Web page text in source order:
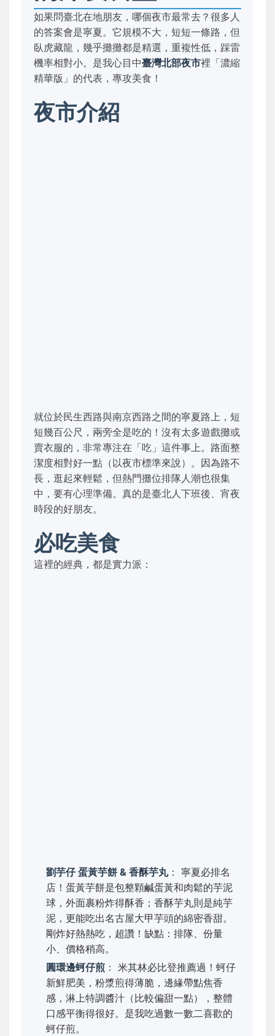
如果問臺北在地朋友，哪個夜市最常去？很多人
的答案會是寧夏。它規模不大，短短一條路，但
臥虎藏龍，幾乎攤攤都是精選，重複性低，踩雷
機率相對小。是我心目中臺灣北部夜市裡「濃縮
精華版」的代表，專攻美食！
夜市介紹
就位於民生西路與南京西路之間的寧夏路上，短
短幾百公尺，兩旁全是吃的！沒有太多遊戲攤或
賣衣服的，非常專注在「吃」這件事上。路面整
潔度相對好一點（以夜市標準來說）。因為路不
長，逛起來輕鬆，但熱門攤位排隊人潮也很集
中，要有心理準備。真的是臺北人下班後、宵夜
時段的好朋友。
必吃美食
這裡的經典，都是實力派：
劉芋仔 蛋黃芋餅 & 香酥芋丸： 寧夏必排名
店！蛋黃芋餅是包整顆鹹蛋黃和肉鬆的芋泥
球，外面裹粉炸得酥香；香酥芋丸則是純芋
泥，更能吃出名古屋大甲芋頭的綿密香甜。
剛炸好熱熱吃，超讚！缺點：排隊、份量
小、價格稍高。
圓環邊蚵仔煎 ： 米其林必比登推薦過！蚵仔
新鮮肥美，粉漿煎得薄脆，邊緣帶點焦香
感，淋上特調醬汁（比較偏甜一點），整體
口感平衡得很好。是我吃過數一數二喜歡的
蚵仔煎。